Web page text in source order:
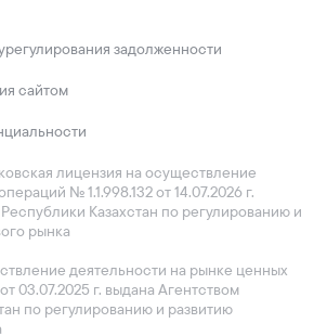
лицензия на осуществление
№ 1.1.998.132 от 14.07.2026 г.
Казахстан по регулированию и
рынка
деятельности на рынке ценных
03.07.2025 г. выдана Агентством
по регулированию и развитию
задолженности
сайтом